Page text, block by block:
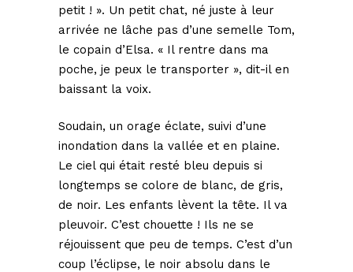
petit ! ». Un petit chat, né juste à leur
arrivée ne lâche pas d’une semelle Tom,
le copain d’Elsa. « Il rentre dans ma
poche, je peux le transporter », dit-il en
baissant la voix.
Soudain, un orage éclate, suivi d’une
inondation dans la vallée et en plaine.
Le ciel qui était resté bleu depuis si
longtemps se colore de blanc, de gris,
de noir. Les enfants lèvent la tête. Il va
pleuvoir. C’est chouette ! Ils ne se
réjouissent que peu de temps. C’est d’un
coup l’éclipse, le noir absolu dans le